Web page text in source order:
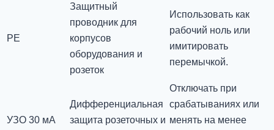
PE
Защитный
проводник для
корпусов
оборудования и
розеток
Использовать как
рабочий ноль или
имитировать
перемычкой.
УЗО 30 мА
Дифференциальная
защита розеточных и
Отключать при
срабатываниях или
менять на менее